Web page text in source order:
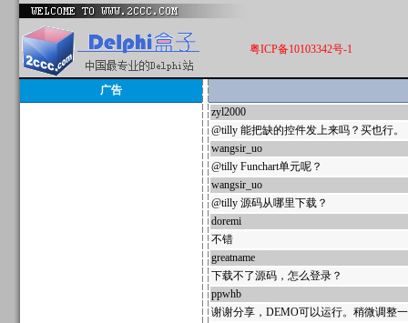
粤ICP备10103342号-1
广告
zyl2000
@tilly 能把缺的控件发上来吗？买也行。
wangsir_uo
@tilly Funchart单元呢？
wangsir_uo
@tilly 源码从哪里下载？
doremi
不错
greatname
下载不了源码，怎么登录？
ppwhb
谢谢分享，DEMO可以运行。稍微调整